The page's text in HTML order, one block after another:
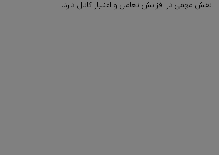
نقش مهمی در افزایش تعامل و اعتبار کانال دارد.